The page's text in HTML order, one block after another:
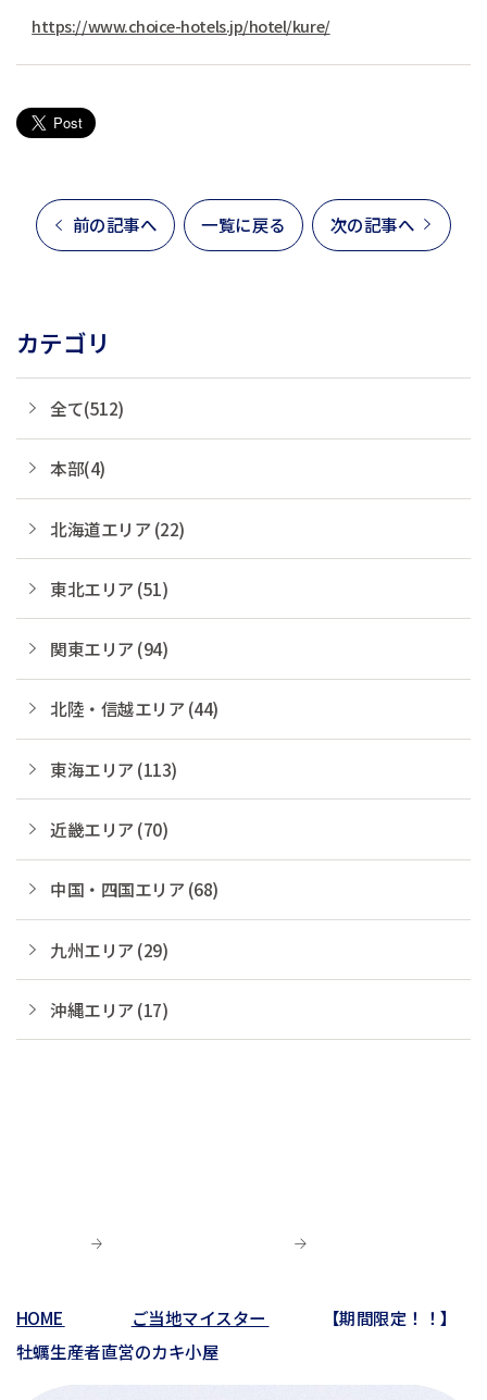
https://www.choice-hotels.jp/hotel/kure/
前の記事へ 一覧に戻る 次の記事へ
カテゴリ
全て(512)
本部(4)
北海道エリア (22)
東北エリア (51)
関東エリア (94)
北陸・信越エリア (44)
東海エリア (113)
近畿エリア (70)
中国・四国エリア (68)
九州エリア (29)
沖縄エリア (17)
HOME ご当地マイスター
【期間限定！！】
牡蠣生産者直営のカキ小屋